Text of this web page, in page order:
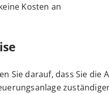
Kosten an.
Sie darauf, dass Sie die